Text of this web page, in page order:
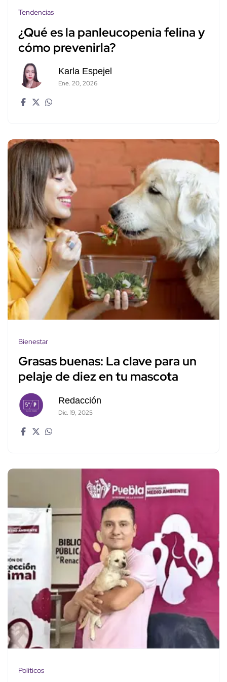
Tendencias
¿Qué es la panleucopenia felina y
cómo prevenirla?
Karla Espejel
Ene. 20, 2026
Bienestar
Grasas buenas: La clave para un
pelaje de diez en tu mascota
Redacción
Dic. 19, 2025
Políticos